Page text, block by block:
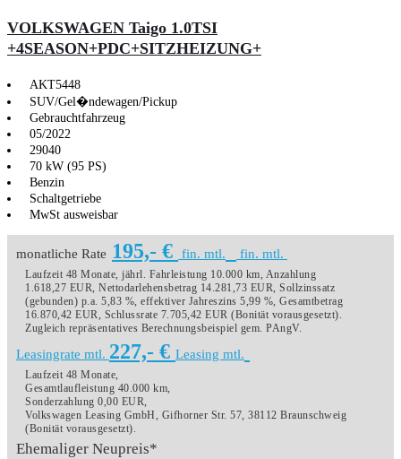
VOLKSWAGEN Taigo 1.0TSI
+4SEASON+PDC+SITZHEIZUNG+
AKT5448
SUV/Gel�ndewagen/Pickup
Gebrauchtfahrzeug
05/2022
29040
70 kW (95 PS)
Benzin
Schaltgetriebe
MwSt ausweisbar
monatliche Rate 195,- € fin. mtl. fin. mtl.
Laufzeit 48 Monate, jährl. Fahrleistung 10.000 km, Anzahlung
1.618,27 EUR, Nettodarlehensbetrag 14.281,73 EUR, Sollzinssatz
(gebunden) p.a. 5,83 %, effektiver Jahreszins 5,99 %, Gesamtbetrag
16.870,42 EUR, Schlussrate 7.705,42 EUR (Bonität vorausgesetzt).
Zugleich repräsentatives Berechnungsbeispiel gem. PAngV.
Leasingrate mtl. 227,- € Leasing mtl.
Laufzeit 48 Monate,
Gesamtlaufleistung 40.000 km,
Sonderzahlung 0,00 EUR,
Volkswagen Leasing GmbH, Gifhorner Str. 57, 38112 Braunschweig
(Bonität vorausgesetzt).
Ehemaliger Neupreis*